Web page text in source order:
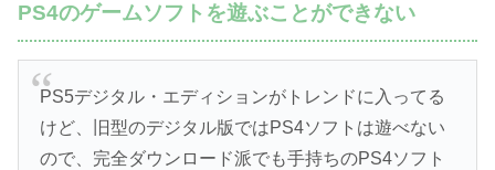
PS4のゲームソフトを遊ぶことができない
PS5デジタル・エディションがトレンドに入ってる
けど、旧型のデジタル版ではPS4ソフトは遊べない
ので、完全ダウンロード派でも手持ちのPS4ソフト